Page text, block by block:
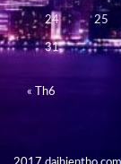
24 25
31
« Th6